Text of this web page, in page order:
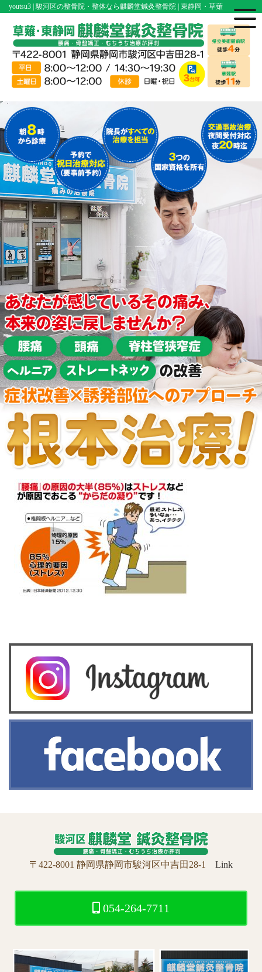
youtsu3 | 駿河区の整骨院・整体なら麒麟堂鍼灸整骨院 | 東静岡・草薙
〒422-8001 静岡県静岡市駿河区中吉田28-1 Link
054-264-7711